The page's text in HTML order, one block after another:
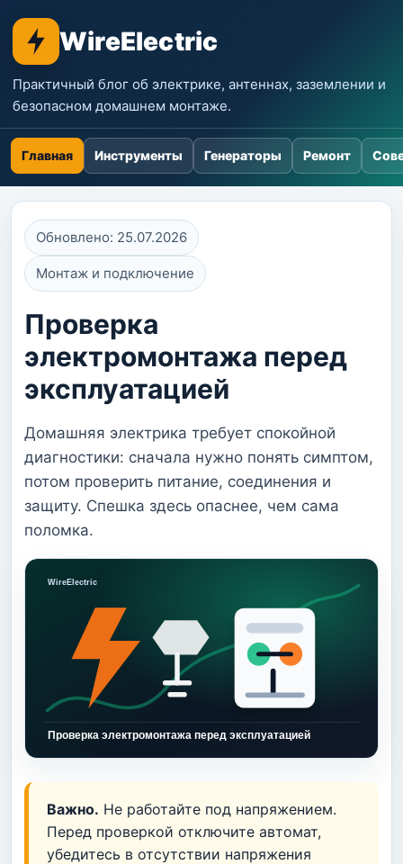
WireElectric
Практичный блог об электрике, антеннах, заземлении и
безопасном домашнем монтаже.
Главная Инструменты Генераторы Ремонт
Обновлено: 25.07.2026
Монтаж и подключение
Проверка
электромонтажа перед
эксплуатацией
Домашняя электрика требует спокойной
диагностики: сначала нужно понять симптом,
потом проверить питание, соединения и
защиту. Спешка здесь опаснее, чем сама
поломка.
Важно. Не работайте под напряжением.
Перед проверкой отключите автомат,
убедитесь в отсутствии напряжения